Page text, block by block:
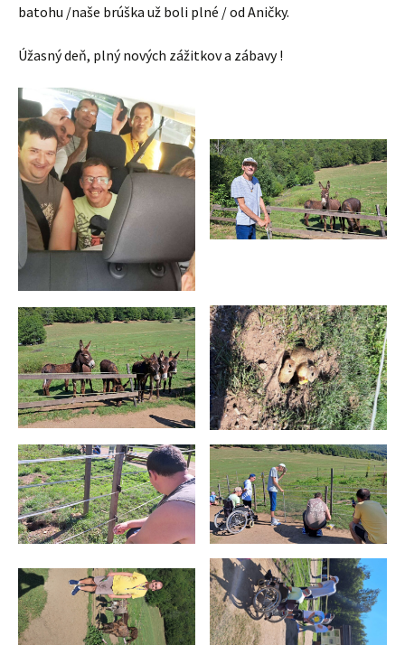
batohu /naše brúška už boli plné / od Aničky.
Úžasný deň, plný nových zážitkov a zábavy !